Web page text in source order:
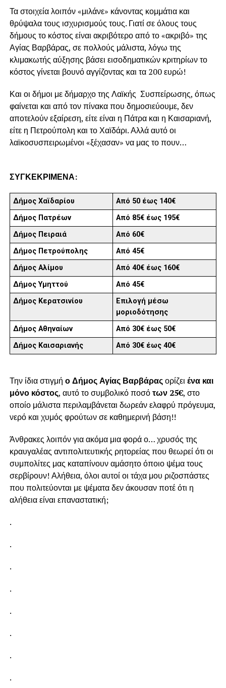
Τα στοιχεία λοιπόν «μιλάνε» κάνοντας κομμάτια και
θρύψαλα τους ισχυρισμούς τους. Γιατί σε όλους τους
δήμους το κόστος είναι ακριβότερο από το «ακριβό» της
Αγίας Βαρβάρας, σε πολλούς μάλιστα, λόγω της
κλιμακωτής αύξησης βάσει εισοδηματικών κριτηρίων το
κόστος γίνεται βουνό αγγίζοντας και τα 200 ευρώ!
Και οι δήμοι με δήμαρχο της Λαϊκής Συσπείρωσης, όπως
φαίνεται και από τον πίνακα που δημοσιεύουμε, δεν
αποτελούν εξαίρεση, είτε είναι η Πάτρα και η Καισαριανή,
είτε η Πετρούπολη και το Χαϊδάρι. Αλλά αυτό οι
λαϊκοσυσπειρωμένοι «ξέχασαν» να μας το πουν…
ΣΥΓΚΕΚΡΙΜΕΝΑ:
Δήμος Χαϊδαρίου
Από 50 έως 140€
Δήμος Πατρέων
Από 85€ έως 195€
Δήμος Πειραιά
Από 60€
Δήμος Πετρούπολης
Από 45€
Δήμος Αλίμου
Από 40€ έως 160€
Δήμος Υμηττού
Από 45€
Δήμος Κερατσινίου
Επιλογή μέσω
μοριοδότησης
Δήμος Αθηναίων
Από 30€ έως 50€
Δήμος Καισαριανής
Από 30€ έως 40€
Την ίδια στιγμή ο Δήμος Αγίας Βαρβάραςορίζει ένα και
μόνο κόστος, αυτό το συμβολικό ποσότων 25€, στο
οποίο μάλιστα περιλαμβάνεται δωρεάν ελαφρύ πρόγευμα,
νερό και χυμός φρούτων σε καθημερινή βάση!!
Άνθρακες λοιπόν για ακόμα μια φορά ο… χρυσός της
κραυγαλέας αντιπολιτευτικής ρητορείας που θεωρεί ότι οι
συμπολίτες μας καταπίνουν αμάσητο όποιο ψέμα τους
σερβίρουν! Αλήθεια, όλοι αυτοί οι τάχα μου ριζοσπάστες
που πολιτεύονται με ψέματα δεν άκουσαν ποτέ ότι η
αλήθεια είναι επαναστατική;
.
.
.
.
.
.
.
.